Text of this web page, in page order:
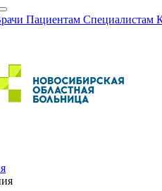
Пациентам Специалистам